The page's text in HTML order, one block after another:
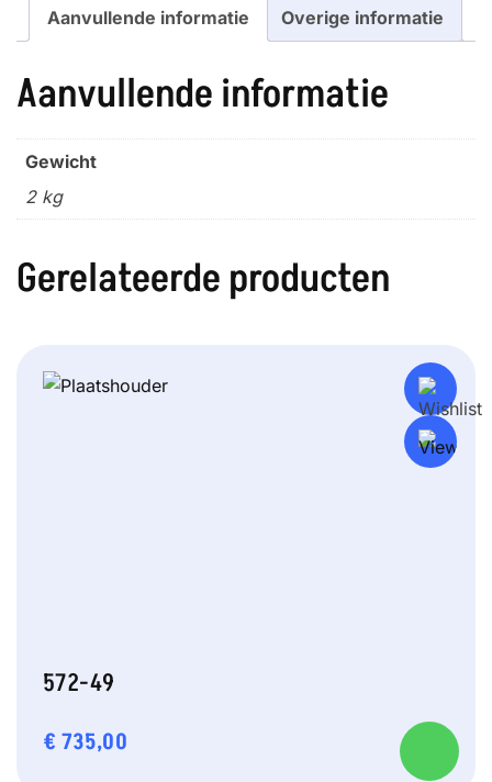
Aanvullende informatie Overige informatie
Aanvullende informatie
Gewicht
2 kg
Gerelateerde producten
572-49
€ 735,00